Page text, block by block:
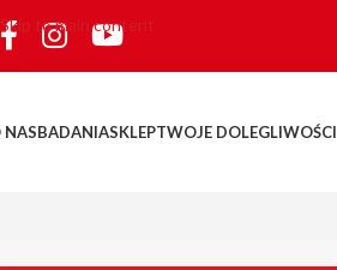
Skip to main content
NASBADANIASKLEPTWOJE DOLEGLIWOŚCI